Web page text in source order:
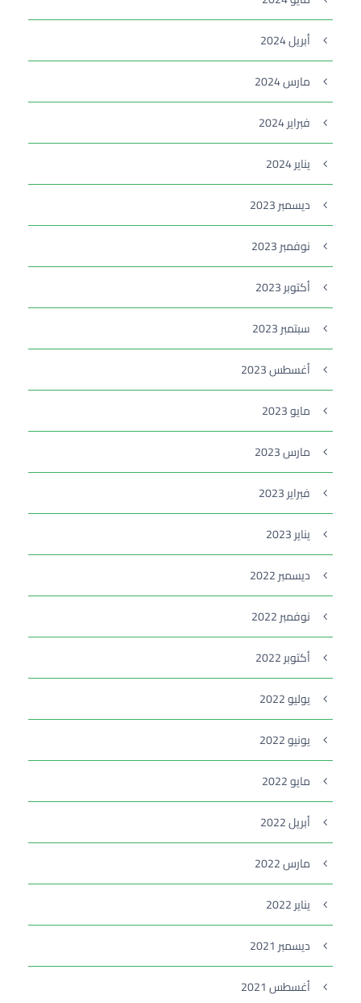
أبريل 2024
مارس 2024
فبراير 2024
يناير 2024
ديسمبر 2023
نوفمبر 2023
أكتوبر 2023
سبتمبر 2023
أغسطس 2023
مايو 2023
مارس 2023
فبراير 2023
يناير 2023
ديسمبر 2022
نوفمبر 2022
أكتوبر 2022
يوليو 2022
يونيو 2022
مايو 2022
أبريل 2022
مارس 2022
يناير 2022
ديسمبر 2021
أغسطس 2021